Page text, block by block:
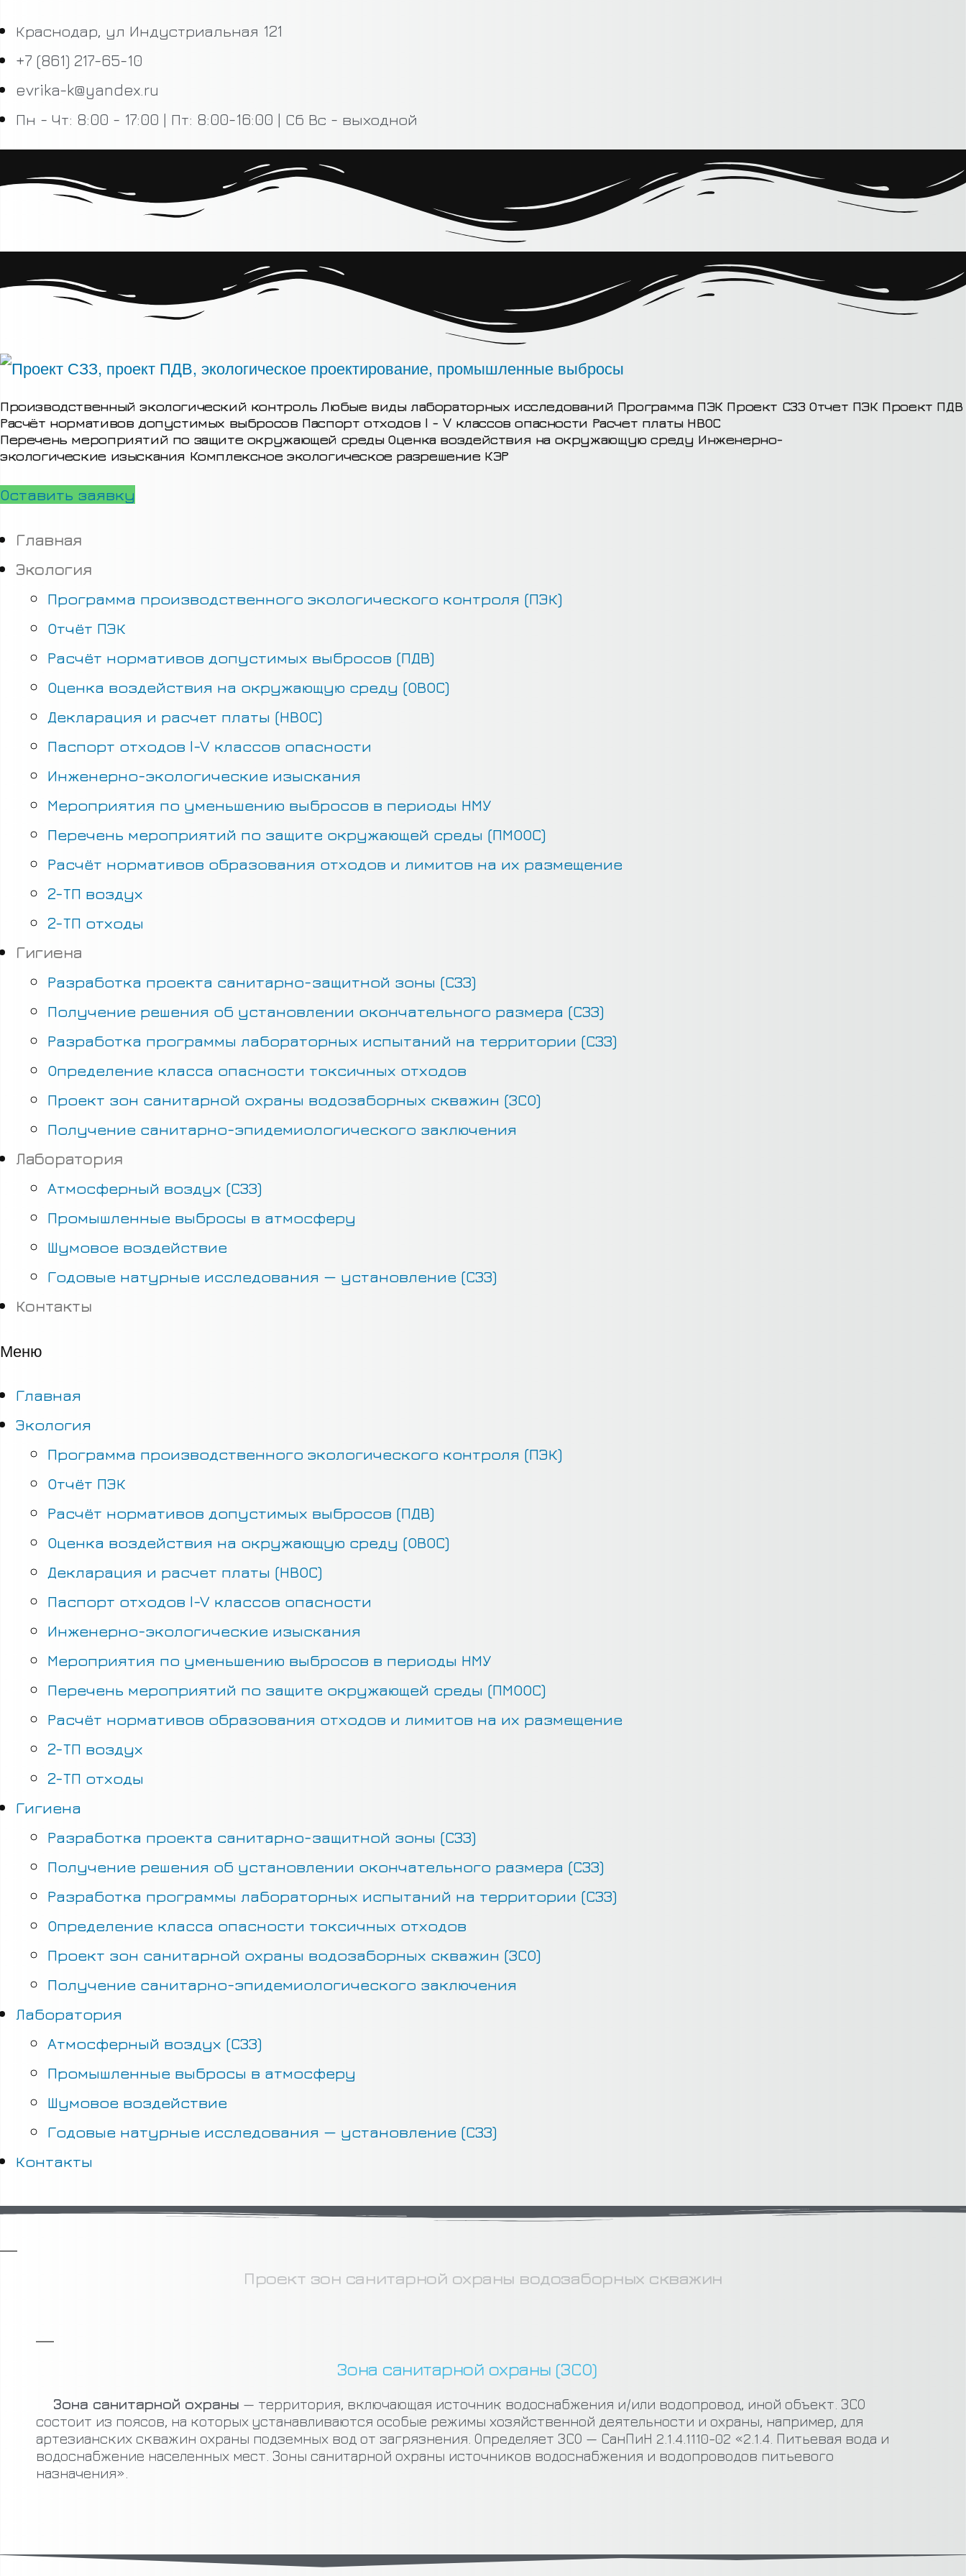
Краснодар, ул Индустриальная 121
+7 (861) 217-65-10
evrika-k@yandex.ru
Пн - Чт: 8:00 - 17:00 | Пт: 8:00-16:00 | Сб Вс - выходной
Производственный экологический контроль Любые виды лабораторных исследований Программа ПЭК Проект СЗЗОтчет ПЭК Проект ПДВ
Расчёт нормативов допустимых выбросов Паспорт отходов I - V классов опасности Расчет платы НВОС
Перечень мероприятий по защите окружающей средыОценка воздействия на окружающую среду Инженерно-
экологические изыскания Комплексное экологическое разрешение КЭР
Оставить заявку
Главная
Экология
Программа производственного экологического контроля (ПЭК)
Отчёт ПЭК
Расчёт нормативов допустимых выбросов (ПДВ)
Оценка воздействия на окружающую среду (ОВОС)
Декларация и расчет платы (НВОС)
Паспорт отходов I-V классов опасности
Инженерно-экологические изыскания
Мероприятия по уменьшению выбросов в периоды НМУ
Перечень мероприятий по защите окружающей среды (ПМООС)
Расчёт нормативов образования отходов и лимитов на их размещение
2-ТП воздух
2-ТП отходы
Гигиена
Разработка проекта санитарно-защитной зоны (СЗЗ)
Получение решения об установлении окончательного размера (СЗЗ)
Разработка программы лабораторных испытаний на территории (СЗЗ)
Определение класса опасности токсичных отходов
Проект зон санитарной охраны водозаборных скважин (ЗСО)
Получение санитарно-эпидемиологического заключения
Лаборатория
Атмосферный воздух (СЗЗ)
Промышленные выбросы в атмосферу
Шумовое воздействие
Годовые натурные исследования — установление (СЗЗ)
Контакты
Меню
Главная
Экология
Программа производственного экологического контроля (ПЭК)
Отчёт ПЭК
Расчёт нормативов допустимых выбросов (ПДВ)
Оценка воздействия на окружающую среду (ОВОС)
Декларация и расчет платы (НВОС)
Паспорт отходов I-V классов опасности
Инженерно-экологические изыскания
Мероприятия по уменьшению выбросов в периоды НМУ
Перечень мероприятий по защите окружающей среды (ПМООС)
Расчёт нормативов образования отходов и лимитов на их размещение
2-ТП воздух
2-ТП отходы
Гигиена
Разработка проекта санитарно-защитной зоны (СЗЗ)
Получение решения об установлении окончательного размера (СЗЗ)
Разработка программы лабораторных испытаний на территории (СЗЗ)
Определение класса опасности токсичных отходов
Проект зон санитарной охраны водозаборных скважин (ЗСО)
Получение санитарно-эпидемиологического заключения
Лаборатория
Атмосферный воздух (СЗЗ)
Промышленные выбросы в атмосферу
Шумовое воздействие
Годовые натурные исследования — установление (СЗЗ)
Контакты
Проект зон санитарной охраны водозаборных скважин
Зона санитарной охраны (ЗСО)
Зона санитарной охраны — территория, включающая источник водоснабжения и/или водопровод, иной объект. ЗСО
состоит из поясов, на которых устанавливаются особые режимы хозяйственной деятельности и охраны, например, для
артезианских скважин охраны подземных вод от загрязнения. Определяет ЗСО — СанПиН 2.1.4.1110-02 «2.1.4. Питьевая вода и
водоснабжение населенных мест. Зоны санитарной охраны источников водоснабжения и водопроводов питьевого
назначения».